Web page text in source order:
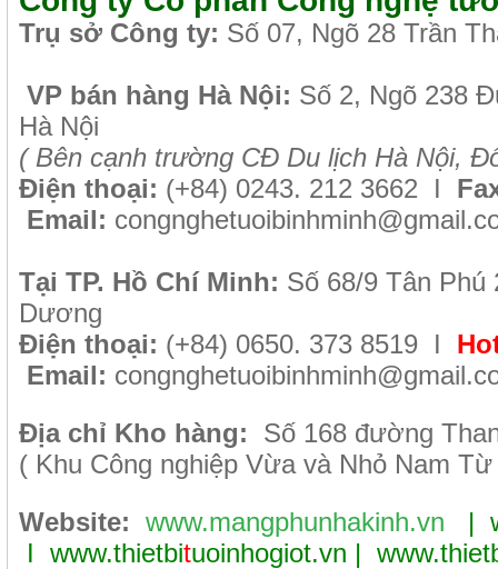
Trụ sở Công ty: Số 07, Ngõ 28 Trần
VP bán hàng Hà Nội: Số 2, Ngõ 238
Hà Nội
( Bên cạnh trường CĐ Du lịch Hà Nội,
Điện thoại: (+84) 0243. 212 3662 I
Email:
Tại TP. Hồ Chí Minh: Số 68/9 Tân
Dương
Điện thoại: (+84) 0650. 373 8519 I
Email:
Địa chỉ Kho hàng: Số 168 đường
( Khu Công nghiệp Vừa và Nhỏ Nam
Website: www.mangphunhakinh.vn |
I www.thietbituoinhogiot.vn |